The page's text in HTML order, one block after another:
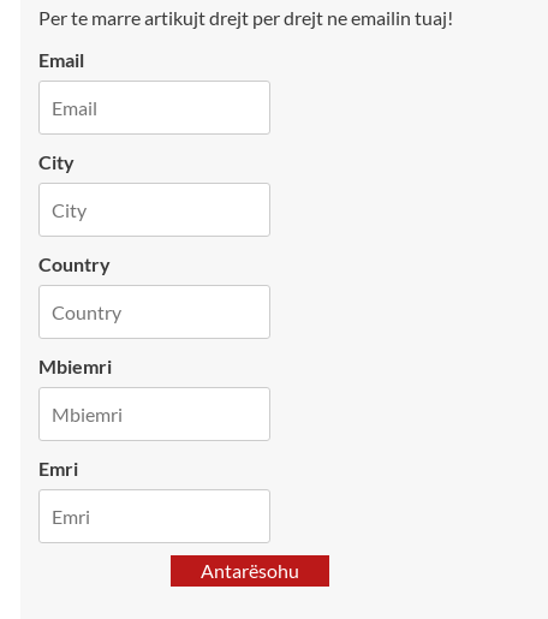
Per te marre artikujt drejt per drejt ne emailin tuaj!
Email
City
Country
Mbiemri
Emri
Antarësohu